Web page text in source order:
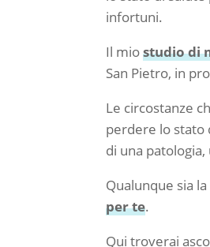
infortuni.
Il miostudio di
San Pietro, in
Le circostanze
perdere lo stato
di una
Qualunque sia
per te.
Qui troverai